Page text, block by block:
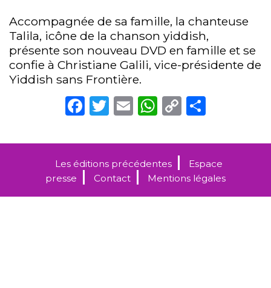
Accompagnée de sa famille, la chanteuse
Talila, icône de la chanson yiddish,
présente son nouveau DVD en famille et se
confie à Christiane Galili, vice-présidente de
Yiddish sans Frontière.
Facebook
Twitter
EmailWhatsApp
Copy
Les éditions précédentes
Espace
presse
Contact Mentions légales